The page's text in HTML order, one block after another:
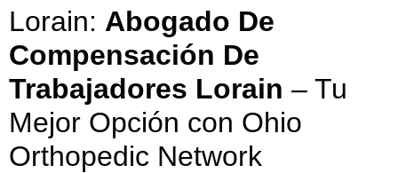
Lorain: Abogado De
Compensación De
Trabajadores Lorain – Tu
Mejor Opción con Ohio
Orthopedic Network